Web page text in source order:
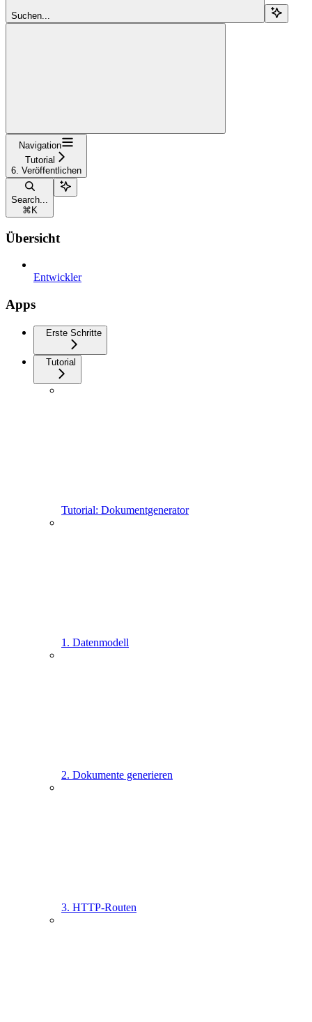
Suchen...
Navigation
Tutorial
6. Veröffentlichen
Search...
⌘ K
Übersicht
Entwickler
Apps
Erste Schritte
Tutorial
Tutorial: Dokumentgenerator
1. Datenmodell
2. Dokumente generieren
3. HTTP-Routen